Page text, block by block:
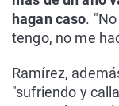
hagan caso.
tengo, no me
Ramírez,
"sufriendo y